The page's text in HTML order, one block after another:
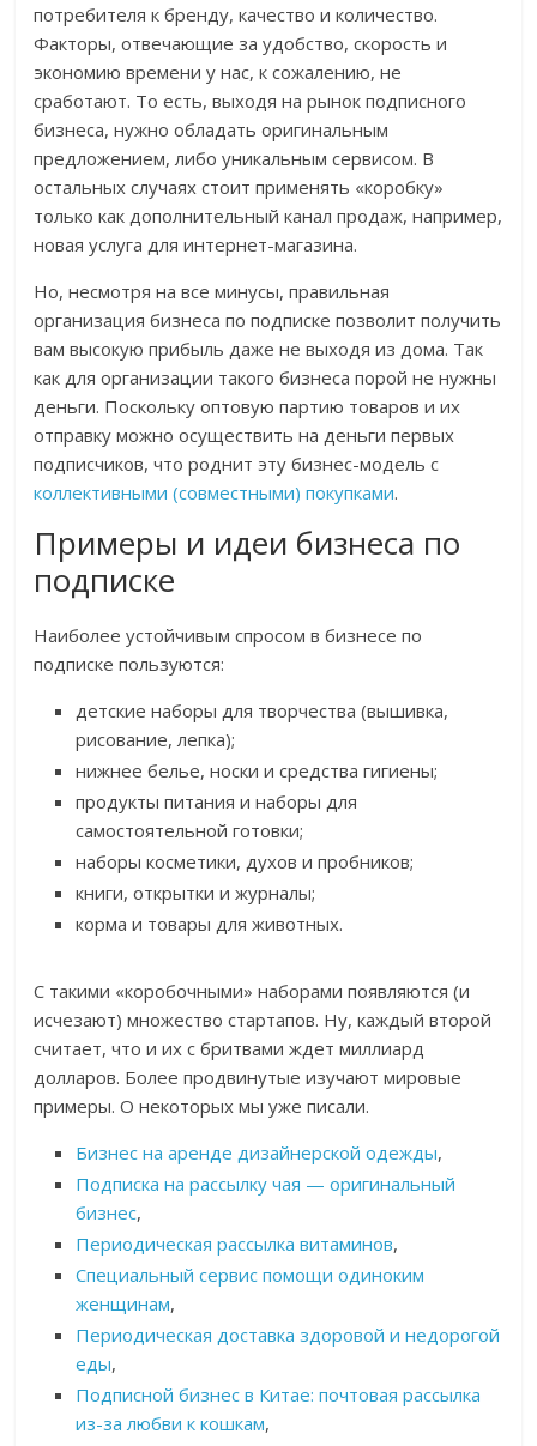
потребителя к бренду, качество и количество.
Факторы, отвечающие за удобство, скорость и
экономию времени у нас, к сожалению, не
сработают. То есть, выходя на рынок подписного
бизнеса, нужно обладать оригинальным
предложением, либо уникальным сервисом. В
остальных случаях стоит применять «коробку»
только как дополнительный канал продаж, например,
новая услуга для интернет-магазина.
Но, несмотря на все минусы, правильная
организация бизнеса по подписке позволит получить
вам высокую прибыль даже не выходя из дома. Так
как для организации такого бизнеса порой не нужны
деньги. Поскольку оптовую партию товаров и их
отправку можно осуществить на деньги первых
подписчиков, что роднит эту бизнес-модель с
коллективными (совместными) покупками.
Примеры и идеи бизнеса по
подписке
Наиболее устойчивым спросом в бизнесе по
подписке пользуются:
детские наборы для творчества (вышивка,
рисование, лепка);
нижнее белье, носки и средства гигиены;
продукты питания и наборы для
самостоятельной готовки;
наборы косметики, духов и пробников;
книги, открытки и журналы;
корма и товары для животных.
С такими «коробочными» наборами появляются (и
исчезают) множество стартапов. Ну, каждый второй
считает, что и их с бритвами ждет миллиард
долларов. Более продвинутые изучают мировые
примеры. О некоторых мы уже писали.
Бизнес на аренде дизайнерской одежды,
Подписка на рассылку чая — оригинальный
бизнес,
Периодическая рассылка витаминов,
Специальный сервис помощи одиноким
женщинам,
Периодическая доставка здоровой и недорогой
еды,
Подписной бизнес в Китае: почтовая рассылка
из-за любви к кошкам,